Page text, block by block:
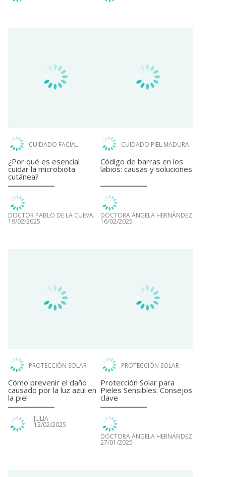
CUIDADO FACIAL
¿Por qué es esencial
cuidar la microbiota
cutánea?
DOCTOR PABLO DE LA CUEVA
19/02/2025
CUIDADO PIEL MADURA
Código de barras en los
labios: causas y soluciones
DOCTORA ÁNGELA HERNÁNDEZ
16/02/2025
PROTECCIÓN SOLAR
Cómo prevenir el daño
causado por la luz azul en
la piel
JULIA
12/02/2025
PROTECCIÓN SOLAR
Protección Solar para
Pieles Sensibles: Consejos
clave
DOCTORA ÁNGELA HERNÁNDEZ
27/01/2025